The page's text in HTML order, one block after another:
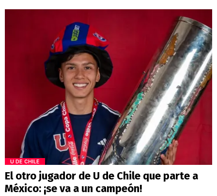
U DE CHILE
El otro jugador de U de Chile que parte a
México: ¡se va a un campeón!